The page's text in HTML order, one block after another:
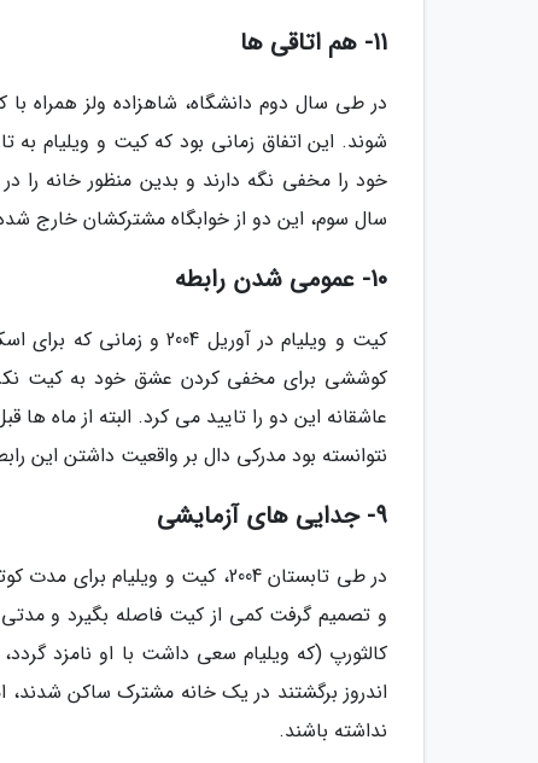
11- هم اتاقی ها
در طی سال دوم دانشگاه، شاهزاده ولز همراه
شوند. این اتفاق زمانی بود که کیت و ویلیام به
خود را مخفی نگه دارند و بدین منظور خانه را
سال سوم، این دو از خوابگاه مشترکشان خارج
10- عمومی شدن رابطه
کیت و ویلیام در آوریل
عاشقانه این دو را تایید می کرد. البته از
نتوانسته بود مدرکی دال بر واقعیت داشتن این
9- جدایی های آزمایشی
در طی تابستان 2004، کیت و
و تصمیم گرفت کمی از کیت فاصله بگیرد و مدتی
کالثورپ (که ویلیام سعی داشت با او نامزد
اندروز برگشتند در یک خانه مشترک ساکن شدند،
نداشته باشند.